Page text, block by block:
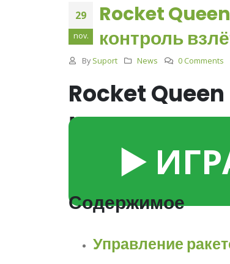
29
nov.
Rocket
контроль
By Suport News 0 Comments
Rocket
множители,
▶️
Содержимое
Управление